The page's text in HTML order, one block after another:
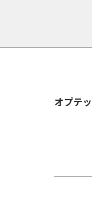
オプテ